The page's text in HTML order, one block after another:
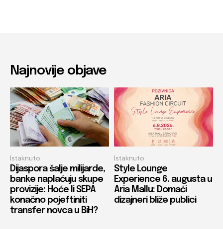
Najnovije objave
Istaknuto
Dijaspora šalje milijarde,
banke naplaćuju skupe
provizije: Hoće li SEPA
konačno pojeftiniti
transfer novca u BiH?
Istaknuto
Style Lounge
Experience 6. augusta u
Aria Mallu: Domaći
dizajneri bliže publici